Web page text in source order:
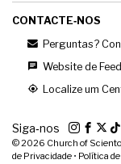
CONTACTE‑NOS
Perguntas?
Website de
Localize um
Siga‑nos
© 2026 Church of
de Privacidade • Política